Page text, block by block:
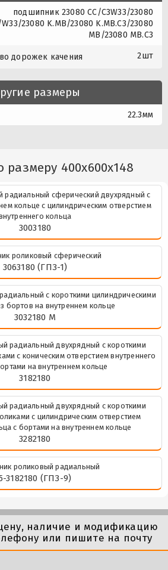
подшипник 23080 CC/C3W33/23080
W33/23080 K.MB/23080 K.MB.C3/23080
MB/23080 MB.C3
дорожек качения 2шт
размеры
22.3мм
размеру 400x600x148
сферический двухрядный с
кольце с цилиндрическим отверстием
кольца
3003180
роликовый сферический
3063180 (ГПЗ-1)
с короткими цилиндрическими
бортов на внутреннем кольце
3032180 М
радиальный двухрядный с короткими
с коническим отверстием внутреннего
на внутреннем кольце
3182180
радиальный двухрядный с короткими
с цилиндрическим отверстием
с бортами на внутреннем кольце
3282180
роликовый радиальный
3182180 (ГПЗ-9)
наличие и модификацию
или пишите на почту